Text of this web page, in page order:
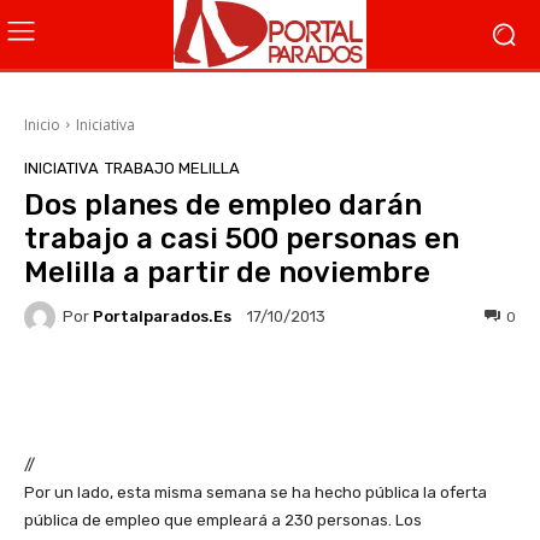
Inicio Iniciativa
INICIATIVA TRABAJO MELILLA
Dos planes de empleo darán
trabajo a casi 500 personas en
Melilla a partir de noviembre
Por Portalparados.es 17/10/2013 0
//
Por un lado, esta misma semana se ha hecho pública la oferta
pública de empleo que empleará a 230 personas. Los